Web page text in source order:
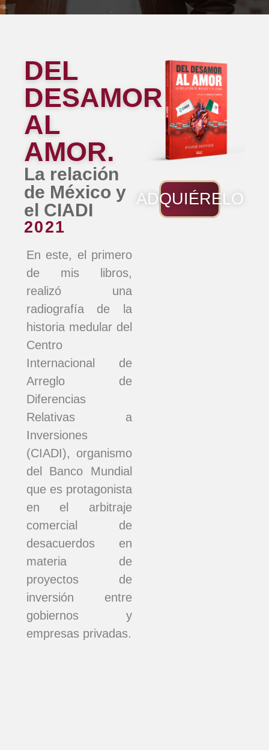
DEL
DESAMOR
AL
AMOR.
La relación
de México y
el CIADI
2021
En este, el primero
de mis libros,
realizó una
radiografía de la
historia medular del
Centro
Internacional de
Arreglo de
Diferencias
Relativas a
Inversiones
(CIADI), organismo
del Banco Mundial
que es protagonista
en el arbitraje
comercial de
desacuerdos en
materia de
proyectos de
inversión entre
gobiernos y
empresas privadas.
ADQUIÉRELO